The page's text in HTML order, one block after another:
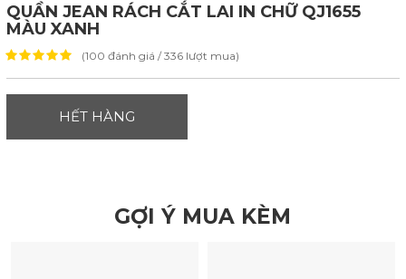
QUẦN JEAN RÁCH CẮT LAI IN CHỮ QJ1655
MÀU XANH
(100 đánh giá / 336 lượt mua)
HẾT HÀNG
GỢI Ý MUA KÈM